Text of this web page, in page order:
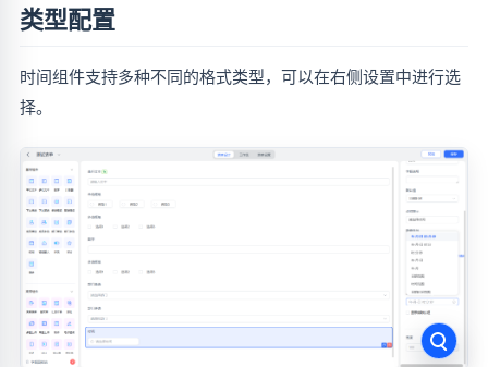
类型配置
时间组件支持多种不同的格式类型，可以在右侧设置中进行选
择。